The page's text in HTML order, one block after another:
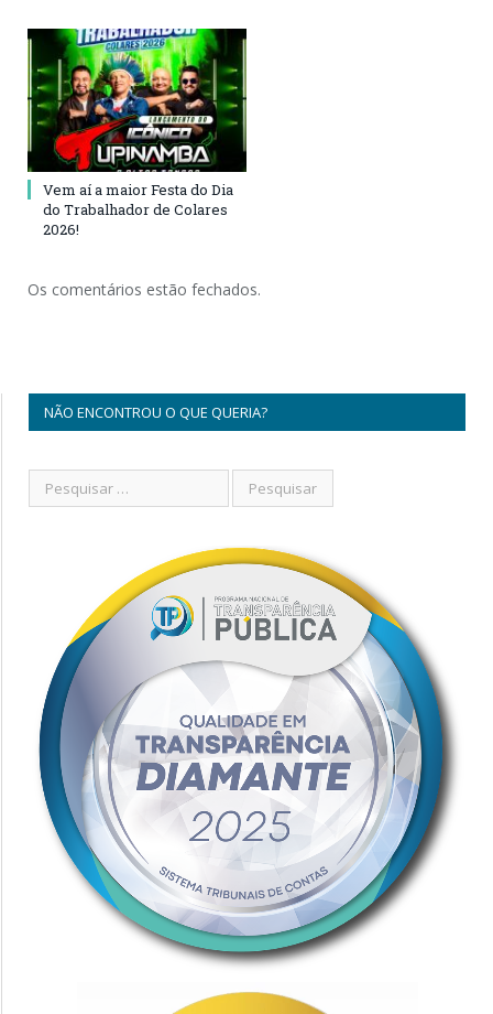
Vem aí a maior Festa do Dia
do Trabalhador de Colares
2026!
Os comentários estão fechados.
NÃO ENCONTROU O QUE QUERIA?